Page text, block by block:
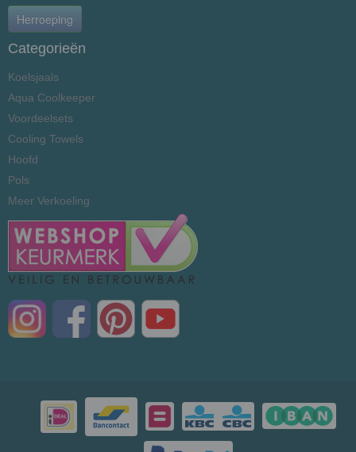
Herroeping
Categorieën
Koelsjaals
Aqua Coolkeeper
Voordeelsets
Cooling Towels
Hoofd
Pols
Meer Verkoeling